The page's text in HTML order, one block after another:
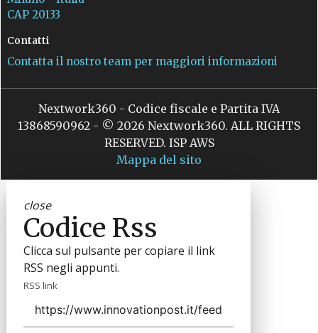
CAP 20133
Contatti
Contatta il nostro team per maggiori informazioni
Nextwork360 - Codice fiscale e Partita IVA
13868590962 - © 2026 Nextwork360. ALL RIGHTS
RESERVED. ISP AWS
Mappa del sito
close
Codice Rss
Clicca sul pulsante per copiare il link
RSS negli appunti.
RSS link